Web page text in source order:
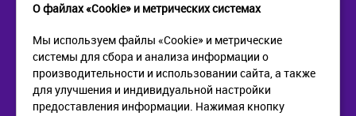
КОМПАНИЯ
О компании
Новости
ПОМОЩЬ
Как купить
Доставка
О файлах «Cookie» и метрических системах
Мы используем файлы «Cookie» и метрические
системы для сбора и анализа информации о
производительности и использовании сайта, а также
для улучшения и индивидуальной настройки
предоставления информации. Нажимая кнопку